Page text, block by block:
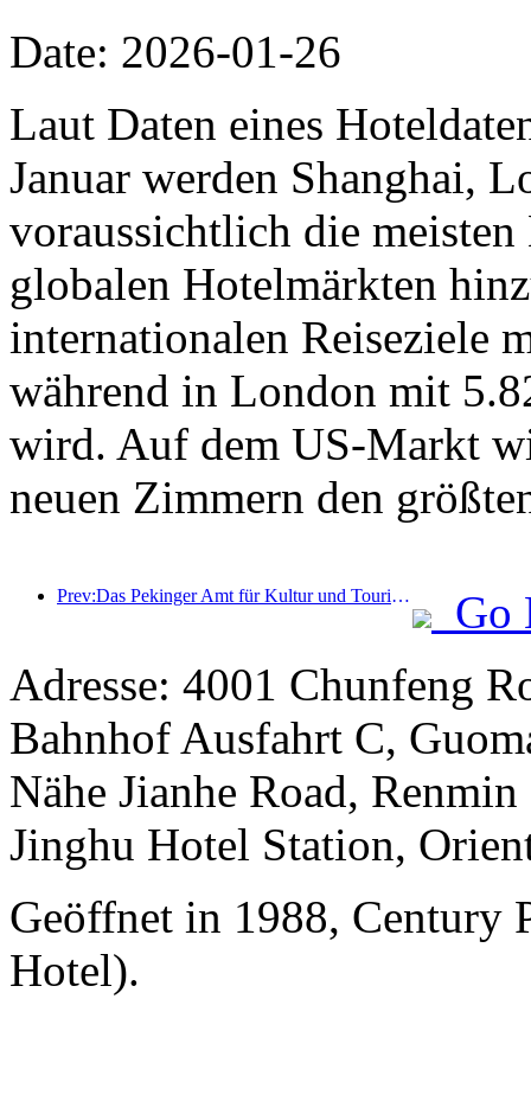
Date: 2026-01-26
Laut Daten eines
Januar werden Shanghai,
voraussichtlich die
globalen Hotelmärkten
internationalen Reiseziele
während in London mit
wird. Auf dem US-Markt
neuen Zimmern den
Prev:Das Pekinger Amt für Kultur und Tourismus gab bekannt: Im Jahr 2025 empfing Peking 5,48 Millionen ausländische Touristen, ein Anstieg von 39 % gegenüber dem Vorjahr.
Go
Adresse: 4001 Chunfeng
Bahnhof Ausfahrt C,
Nähe Jianhe Road,
Jinghu Hotel Station,
Geöffnet in 1988, Century
Hotel).